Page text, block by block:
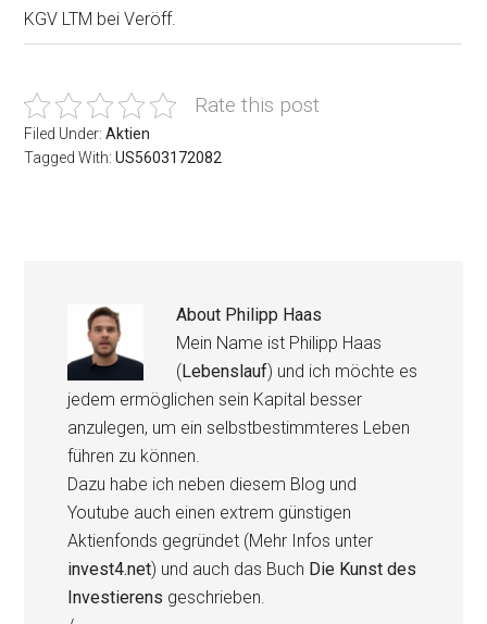
KGV LTM bei Veröff.
Rate this post
Filed Under:Aktien
Tagged With:US5603172082
About Philipp Haas
Mein Name ist Philipp Haas
( Lebenslauf) und ich möchte es
jedem ermöglichen sein Kapital besser
anzulegen, um ein selbstbestimmteres Leben
führen zu können.
Dazu habe ich neben diesem Blog und
Youtube auch einen extrem günstigen
Aktienfonds gegründet (Mehr Infos unter
invest4.net) und auch das Buch Die Kunst des
Investierens geschrieben.